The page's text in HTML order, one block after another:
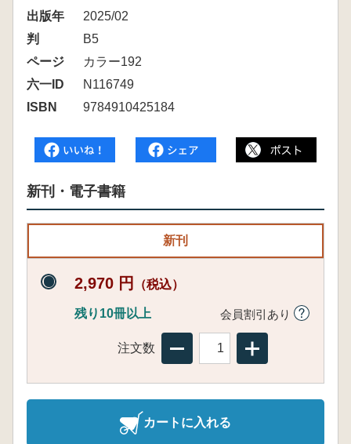
出版年
2025/02
判
B5
ページ
カラー192
六一ID
N116749
ISBN
9784910425184
新刊・電子書籍
新刊
2,970 円 （税込）
残り10冊以上 会員割引あり
注文数
カートに入れる